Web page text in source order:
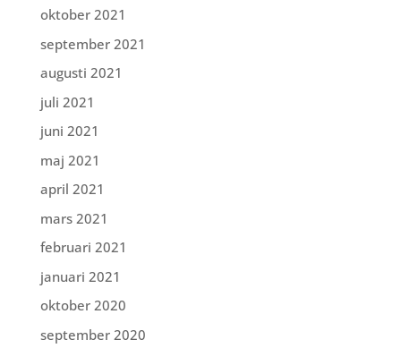
oktober 2021
september 2021
augusti 2021
juli 2021
juni 2021
maj 2021
april 2021
mars 2021
februari 2021
januari 2021
oktober 2020
september 2020